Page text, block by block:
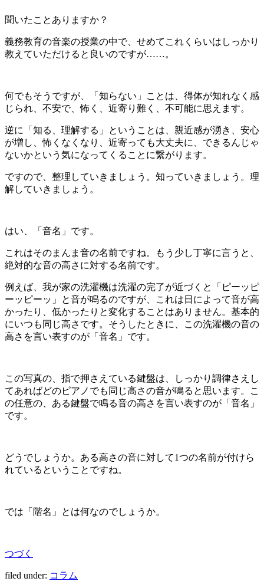
聞いたことありますか？
義務教育の音楽の授業の中で、せめてこれくらいはしっかり
教えていただけると良いのですが……。
何でもそうですが、「知らない」ことは、得体が知れなく感
じられ、不安で、怖く、近寄り難く、不可能に思えます。
逆に「知る、理解する」ということは、親近感が湧き、安心
が増し、怖くなくなり、近寄っても大丈夫に、できるんじゃ
ないかという気になってくることに繋がります。
ですので、整理していきましょう。知っていきましょう。理
解していきましょう。
はい、「音名」です。
これはそのまんま音の名前ですね。もう少し丁寧に言うと、
絶対的な音の高さに対する名前です。
例えば、我が家の洗濯機は洗濯の完了が近づくと「ピーッピ
ーッピーッ」と音が鳴るのですが、これは日によって音が高
かったり、低かったりと変化することはありません。基本的
にいつも同じ高さです。そうしたときに、この洗濯機の音の
高さを言い表すのが「音名」です。
この写真の、指で押さえている鍵盤は、しっかり調律さえし
てあればどのピアノでも同じ高さの音が鳴ると思います。こ
の任意の、ある鍵盤で鳴る音の高さを言い表すのが「音名」
です。
どうでしょうか。ある高さの音に対して1つの名前が付けら
れているということですね。
では「階名」とは何なのでしょうか。
つづく
filed under: コラム